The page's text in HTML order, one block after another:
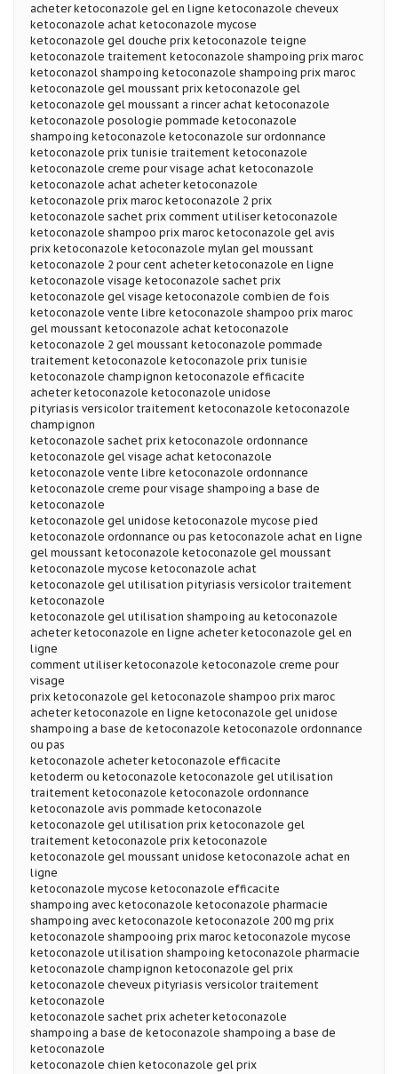
acheter ketoconazole gel en ligne ketoconazole cheveux
ketoconazole achat ketoconazole mycose
ketoconazole gel douche prix ketoconazole teigne
ketoconazole traitement ketoconazole shampoing prix maroc
ketoconazol shampoing ketoconazole shampoing prix maroc
ketoconazole gel moussant prix ketoconazole gel
ketoconazole gel moussant a rincer achat ketoconazole
ketoconazole posologie pommade ketoconazole
shampoing ketoconazole ketoconazole sur ordonnance
ketoconazole prix tunisie traitement ketoconazole
ketoconazole creme pour visage achat ketoconazole
ketoconazole achat acheter ketoconazole
ketoconazole prix maroc ketoconazole 2 prix
ketoconazole sachet prix comment utiliser ketoconazole
ketoconazole shampoo prix maroc ketoconazole gel avis
prix ketoconazole ketoconazole mylan gel moussant
ketoconazole 2 pour cent acheter ketoconazole en ligne
ketoconazole visage ketoconazole sachet prix
ketoconazole gel visage ketoconazole combien de fois
ketoconazole vente libre ketoconazole shampoo prix maroc
gel moussant ketoconazole achat ketoconazole
ketoconazole 2 gel moussant ketoconazole pommade
traitement ketoconazole ketoconazole prix tunisie
ketoconazole champignon ketoconazole efficacite
acheter ketoconazole ketoconazole unidose
pityriasis versicolor traitement ketoconazole ketoconazole
champignon
ketoconazole sachet prix ketoconazole ordonnance
ketoconazole gel visage achat ketoconazole
ketoconazole vente libre ketoconazole ordonnance
ketoconazole creme pour visage shampoing a base de
ketoconazole
ketoconazole gel unidose ketoconazole mycose pied
ketoconazole ordonnance ou pas ketoconazole achat en ligne
gel moussant ketoconazole ketoconazole gel moussant
ketoconazole mycose ketoconazole achat
ketoconazole gel utilisation pityriasis versicolor traitement
ketoconazole
ketoconazole gel utilisation shampoing au ketoconazole
acheter ketoconazole en ligne acheter ketoconazole gel en
ligne
comment utiliser ketoconazole ketoconazole creme pour
visage
prix ketoconazole gel ketoconazole shampoo prix maroc
acheter ketoconazole en ligne ketoconazole gel unidose
shampoing a base de ketoconazole ketoconazole ordonnance
ou pas
ketoconazole acheter ketoconazole efficacite
ketoderm ou ketoconazole ketoconazole gel utilisation
traitement ketoconazole ketoconazole ordonnance
ketoconazole avis pommade ketoconazole
ketoconazole gel utilisation prix ketoconazole gel
traitement ketoconazole prix ketoconazole
ketoconazole gel moussant unidose ketoconazole achat en
ligne
ketoconazole mycose ketoconazole efficacite
shampoing avec ketoconazole ketoconazole pharmacie
shampoing avec ketoconazole ketoconazole 200 mg prix
ketoconazole shampooing prix maroc ketoconazole mycose
ketoconazole utilisation shampoing ketoconazole pharmacie
ketoconazole champignon ketoconazole gel prix
ketoconazole cheveux pityriasis versicolor traitement
ketoconazole
ketoconazole sachet prix acheter ketoconazole
shampoing a base de ketoconazole shampoing a base de
ketoconazole
ketoconazole chien ketoconazole gel prix